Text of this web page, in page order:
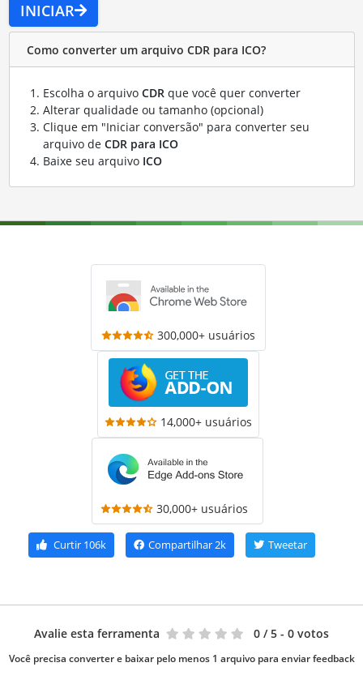
INICIAR
Como converter um arquivo CDR para ICO?
Escolha o arquivo CDRque você quer converter
Alterar qualidade ou tamanho (opcional)
Clique em "Iniciar conversão" para converter seu
arquivo de CDR para ICO
Baixe seu arquivo ICO
300,000+ usuários
14,000+ usuários
30,000+ usuários
Curtir 106k Compartilhar2k Tweetar
Avalie esta ferramenta 0 / 5 - 0 votos
Você precisa converter e baixar pelo menos 1 arquivo para enviar feedback